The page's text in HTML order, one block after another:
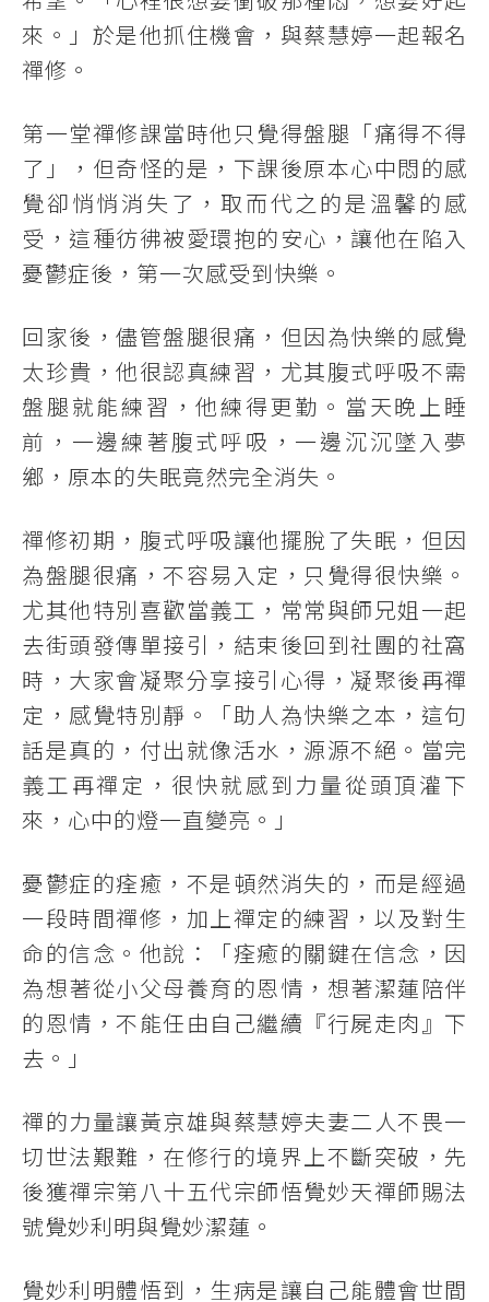
來。」於是他抓住機會，與蔡慧婷一起報名
禪修。
第一堂禪修課當時他只覺得盤腿「痛得不得
了」，但奇怪的是，下課後原本心中悶的感
覺卻悄悄消失了，取而代之的是溫馨的感
受，這種彷彿被愛環抱的安心，讓他在陷入
憂鬱症後，第一次感受到快樂。
回家後，儘管盤腿很痛，但因為快樂的感覺
太珍貴，他很認真練習，尤其腹式呼吸不需
盤腿就能練習，他練得更勤。當天晚上睡
前，一邊練著腹式呼吸，一邊沉沉墜入夢
鄉，原本的失眠竟然完全消失。
禪修初期，腹式呼吸讓他擺脫了失眠，但因
為盤腿很痛，不容易入定，只覺得很快樂。
尤其他特別喜歡當義工，常常與師兄姐一起
去街頭發傳單接引，結束後回到社團的社窩
時，大家會凝聚分享接引心得，凝聚後再禪
定，感覺特別靜。「助人為快樂之本，這句
話是真的，付出就像活水，源源不絕。當完
義工再禪定，很快就感到力量從頭頂灌下
來，心中的燈一直變亮。」
憂鬱症的痊癒，不是頓然消失的，而是經過
一段時間禪修，加上禪定的練習，以及對生
命的信念。他說：「痊癒的關鍵在信念，因
為想著從小父母養育的恩情，想著潔蓮陪伴
的恩情，不能任由自己繼續『行屍走肉』下
去。」
禪的力量讓黃京雄與蔡慧婷夫妻二人不畏一
切世法艱難，在修行的境界上不斷突破，先
後獲禪宗第八十五代宗師悟覺妙天禪師賜法
號覺妙利明與覺妙潔蓮。
覺妙利明體悟到，生病是讓自己能體會世間